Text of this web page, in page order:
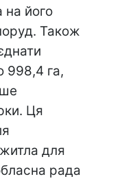
на його
Також
998,4 га,
Ця
для
рада